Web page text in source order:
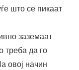
што се пикаат
заземаат
треба да го
овој начин